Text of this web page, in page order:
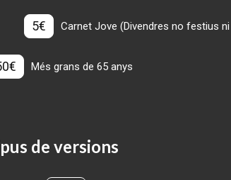
5€ Carnet Jove (Divendres no festius ni
Més grans de 65 anys
de versions